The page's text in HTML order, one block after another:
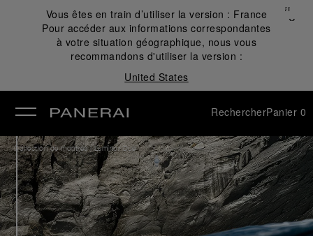
Vous êtes en train d’utiliser la version : France
Pour accéder aux informations correspondantes
à votre situation géographique, nous vous
recommandons d'utiliser la version :
United States
Fermer
✕
RechercherPanier 0
Collection de montres /Luminor Due